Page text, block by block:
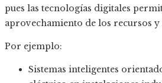
pues las tecnologías digitales
aprovechamiento de los recursos
Por ejemplo:
Sistemas inteligentes